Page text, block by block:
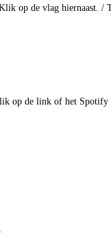
op de vlag hiernaast.
op de link of het Spotify